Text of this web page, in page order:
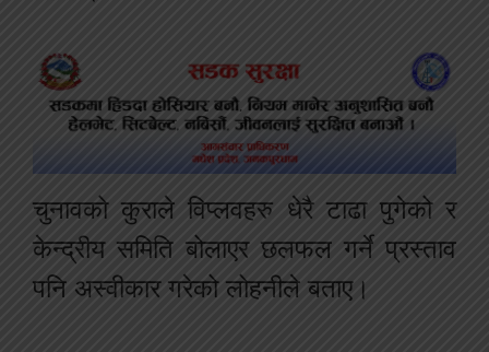
चुनावको कुराले विप्लवहरु धेरै टाढा पुगेको र
केन्द्रीय समिति बोलाएर छलफल गर्ने प्रस्ताव
पनि अस्वीकार गरेको लोहनीले बताए।